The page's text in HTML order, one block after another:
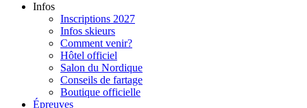
Infos
Inscriptions 2027
Infos skieurs
Comment venir?
Hôtel officiel
Salon du Nordique
Conseils de fartage
Boutique officielle
Épreuves